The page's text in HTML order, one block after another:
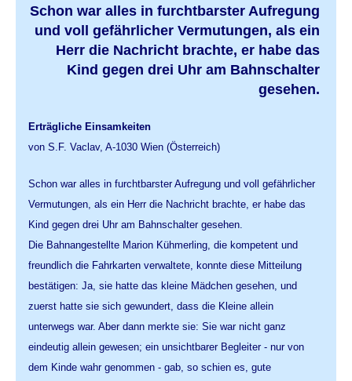
Schon war alles in furchtbarster Aufregung
und voll gefährlicher Vermutungen, als ein
Herr die Nachricht brachte, er habe das
Kind gegen drei Uhr am Bahnschalter
gesehen.
Erträgliche Einsamkeiten
von S.F. Vaclav, A-1030 Wien (Österreich)
Schon war alles in furchtbarster Aufregung und voll gefährlicher
Vermutungen, als ein Herr die Nachricht brachte, er habe das
Kind gegen drei Uhr am Bahnschalter gesehen.
Die Bahnangestellte Marion Kühmerling, die kompetent und
freundlich die Fahrkarten verwaltete, konnte diese Mitteilung
bestätigen: Ja, sie hatte das kleine Mädchen gesehen, und
zuerst hatte sie sich gewundert, dass die Kleine allein
unterwegs war. Aber dann merkte sie: Sie war nicht ganz
eindeutig allein gewesen; ein unsichtbarer Begleiter - nur von
dem Kinde wahr genommen - gab, so schien es, gute